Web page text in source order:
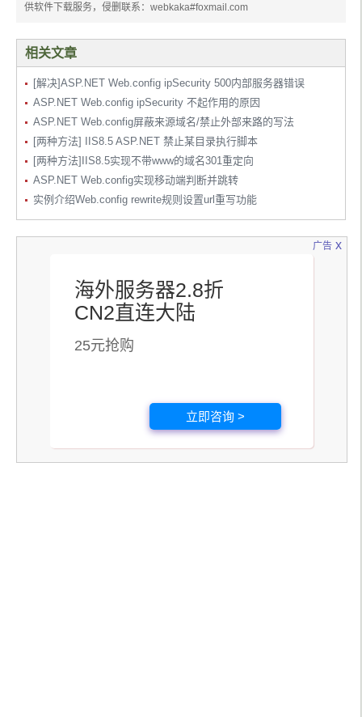
供软件下载服务，侵删联系：webkaka#foxmail.com
相关文章
[解决]ASP.NET Web.config ipSecurity 500内部服务器错误
ASP.NET Web.config ipSecurity 不起作用的原因
ASP.NET Web.config屏蔽来源域名/禁止外部来路的写法
[两种方法] IIS8.5 ASP.NET 禁止某目录执行脚本
[两种方法]IIS8.5实现不带www的域名301重定向
ASP.NET Web.config实现移动端判断并跳转
实例介绍Web.config rewrite规则设置url重写功能
广告
海外服务器2.8折
CN2直连大陆
25元抢购
立即咨询 >
x